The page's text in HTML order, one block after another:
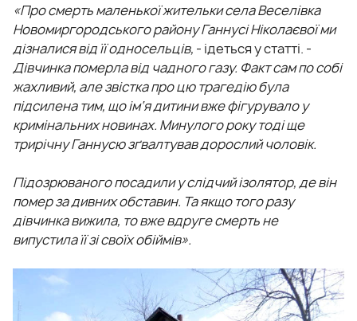
«Про смерть маленької жительки села Веселівка
Новомиргородського району Ганнусі Ніколаєвої ми
дізналися від її односельців, - ідеться у статті. -
Дівчинка померла від чадного газу. Факт сам по собі
жахливий, але звістка про цю трагедію була
підсилена тим, що ім‘я дитини вже фігурувало у
кримінальних новинах. Минулого року тоді ще
трирічну Ганнусю зґвалтував дорослий чоловік.
Підозрюваного посадили у слідчий ізолятор, де він
помер за дивних обставин. Та якщо того разу
дівчинка вижила, то вже вдруге смерть не
випустила її зі своїх обіймів».